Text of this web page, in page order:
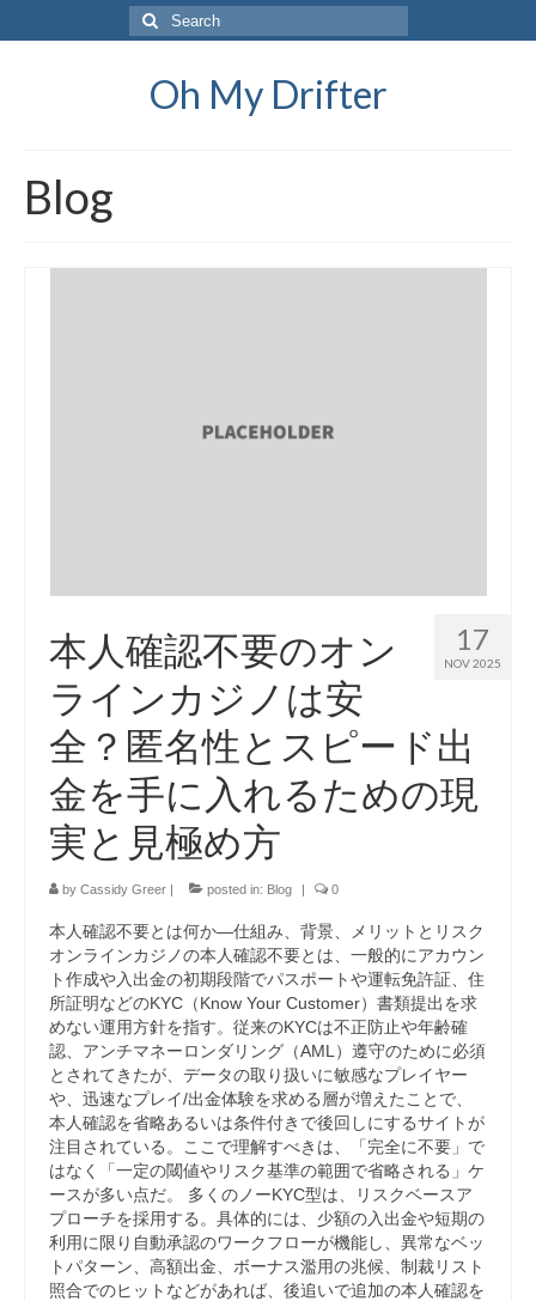
Search
for:
Oh My Drifter
Blog
17
NOV 2025
本人確認不要のオン
ラインカジノは安
全？匿名性とスピード出
金を手に入れるための現
実と見極め方
by Cassidy Greer | posted in: Blog | 0
本人確認不要とは何か—仕組み、背景、メリットとリスク
オンラインカジノの本人確認不要とは、一般的にアカウン
ト作成や入出金の初期段階でパスポートや運転免許証、住
所証明などのKYC（Know Your Customer）書類提出を求
めない運用方針を指す。従来のKYCは不正防止や年齢確
認、アンチマネーロンダリング（AML）遵守のために必須
とされてきたが、データの取り扱いに敏感なプレイヤー
や、迅速なプレイ/出金体験を求める層が増えたことで、
本人確認を省略あるいは条件付きで後回しにするサイトが
注目されている。ここで理解すべきは、「完全に不要」で
はなく「一定の閾値やリスク基準の範囲で省略される」ケ
ースが多い点だ。 多くのノーKYC型は、リスクベースア
プローチを採用する。具体的には、少額の入出金や短期の
利用に限り自動承認のワークフローが機能し、異常なベッ
トパターン、高額出金、ボーナス濫用の兆候、制裁リスト
照合でのヒットなどがあれば、後追いで追加の本人確認を